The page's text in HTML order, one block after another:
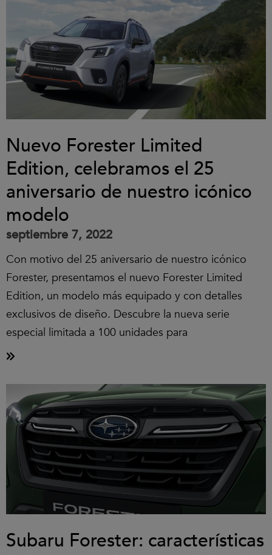
Nuevo Forester Limited
Edition, celebramos el 25
aniversario de nuestro icónico
modelo
septiembre 7, 2022
Con motivo del 25 aniversario de nuestro icónico
Forester, presentamos el nuevo Forester Limited
Edition, un modelo más equipado y con detalles
exclusivos de diseño. Descubre la nueva serie
especial limitada a 100 unidades para
Subaru Forester: características